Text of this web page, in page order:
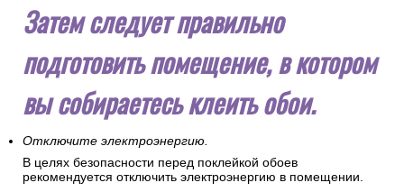
Затем следует правильно
подготовить помещение, в котором
вы собираетесь клеить обои.
Отключите электроэнергию.
В целях безопасности перед поклейкой обоев
рекомендуется отключить электроэнергию в помещении.